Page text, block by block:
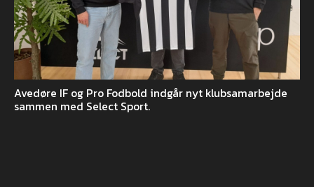
Avedøre IF og Pro Fodbold indgår nyt klubsamarbejde
sammen med Select Sport.